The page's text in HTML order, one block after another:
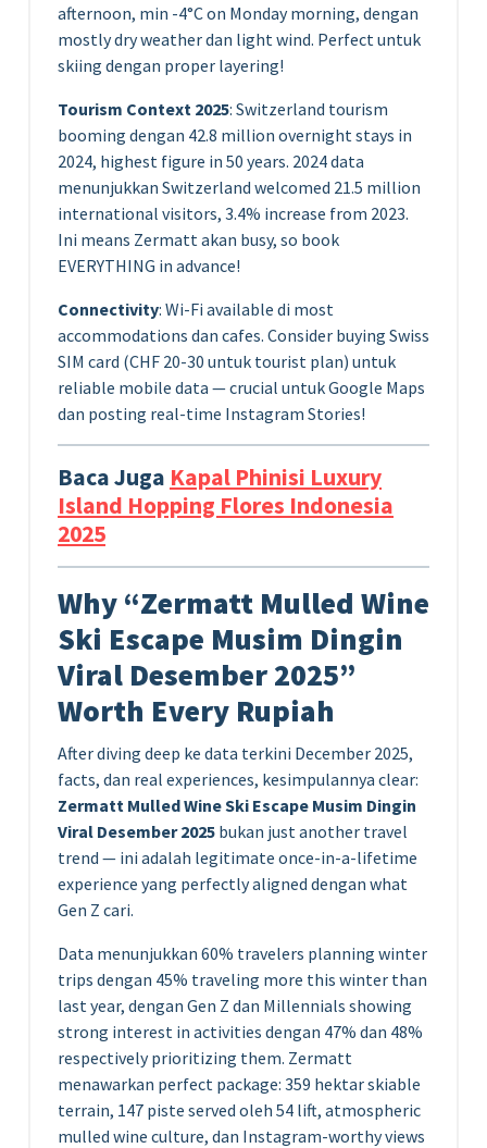
afternoon, min -4°C on Monday morning, dengan
mostly dry weather dan light wind. Perfect untuk
skiing dengan proper layering!
Tourism Context 2025: Switzerland tourism
booming dengan 42.8 million overnight stays in
2024, highest figure in 50 years. 2024 data
menunjukkan Switzerland welcomed 21.5 million
international visitors, 3.4% increase from 2023.
Ini means Zermatt akan busy, so book
EVERYTHING in advance!
Connectivity: Wi-Fi available di most
accommodations dan cafes. Consider buying Swiss
SIM card (CHF 20-30 untuk tourist plan) untuk
reliable mobile data — crucial untuk Google Maps
dan posting real-time Instagram Stories!
Baca Juga Kapal Phinisi Luxury
Island Hopping Flores Indonesia
2025
Why “Zermatt Mulled Wine
Ski Escape Musim Dingin
Viral Desember 2025”
Worth Every Rupiah
After diving deep ke data terkini December 2025,
facts, dan real experiences, kesimpulannya clear:
Zermatt Mulled Wine Ski Escape Musim Dingin
Viral Desember 2025 bukan just another travel
trend — ini adalah legitimate once-in-a-lifetime
experience yang perfectly aligned dengan what
Gen Z cari.
Data menunjukkan 60% travelers planning winter
trips dengan 45% traveling more this winter than
last year, dengan Gen Z dan Millennials showing
strong interest in activities dengan 47% dan 48%
respectively prioritizing them. Zermatt
menawarkan perfect package: 359 hektar skiable
terrain, 147 piste served oleh 54 lift, atmospheric
mulled wine culture, dan Instagram-worthy views